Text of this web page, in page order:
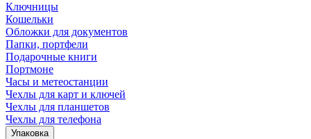
Ключницы
Кошельки
Обложки для документов
Папки, портфели
Подарочные книги
Портмоне
Часы и метеостанции
Чехлы для карт и ключей
Чехлы для планшетов
Чехлы для телефона
Упаковка